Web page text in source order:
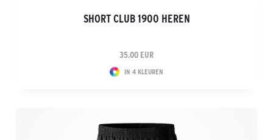
SHORT CLUB 1900 HEREN
35.00 EUR
IN 4 KLEUREN